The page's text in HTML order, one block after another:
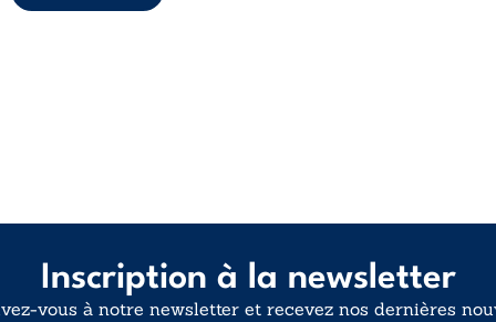
Inscription à la newsletter
vous à notre newsletter et recevez nos dernières